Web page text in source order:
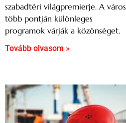
szabadtéri világpremierje. A város
több pontján különleges
programok várják a közönséget.
Tovább olvasom »